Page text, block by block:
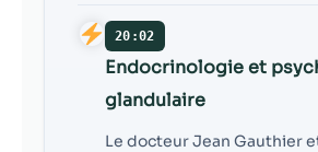
20:02
Endocrinologie et
glandulaire
Le docteur Jean Gauthier